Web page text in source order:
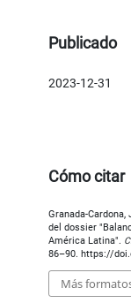
Publicado
2023-12-31
Cómo citar
Granada-
del dossier
América Latina".
86–90. https://
Más